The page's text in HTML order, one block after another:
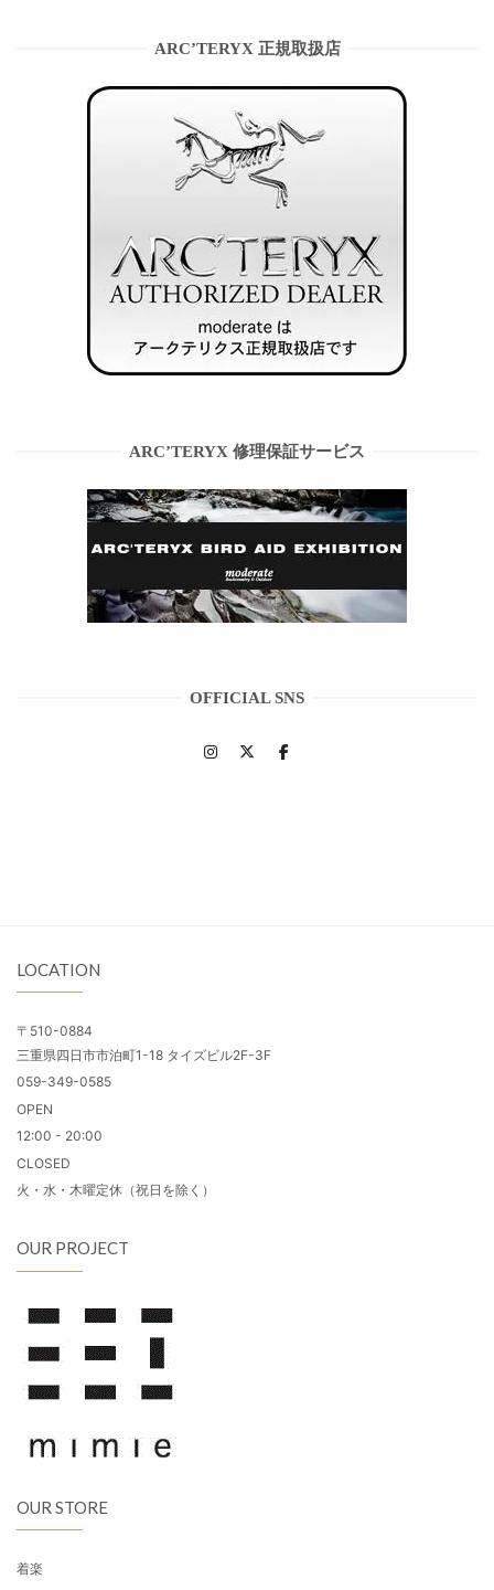
ARC’TERYX 正規取扱店
ARC’TERYX 修理保証サービス
OFFICIAL SNS
LOCATION
〒510-0884
三重県四日市市泊町1-18 タイズビル2F-3F
059-349-0585
OPEN
12:00 - 20:00
CLOSED
火・水・木曜定休（祝日を除く）
OUR PROJECT
OUR STORE
着楽